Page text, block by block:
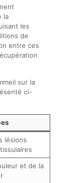
la
les
de
entre ces
sur la
ci-
lésions
et de la